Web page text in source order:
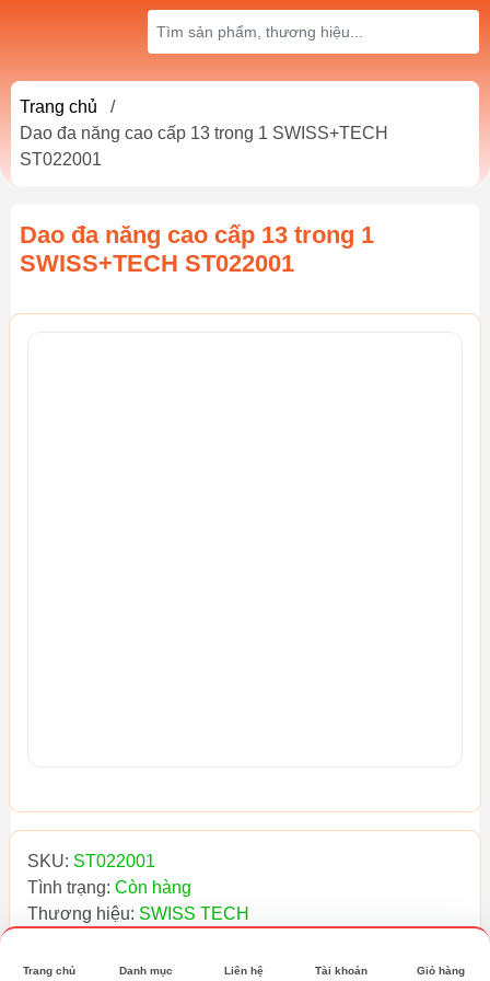
Trang chủ
/
Dao đa năng cao cấp 13 trong 1 SWISS+TECH
ST022001
Dao đa năng cao cấp 13 trong 1
SWISS+TECH ST022001
SKU: ST022001
Tình trạng: Còn hàng
Thương hiệu: SWISS TECH
-5% Đang giảm — Áp dụng ngay
Trang chủ Danh mục Liên hệ Tài khoản Giỏ hàng